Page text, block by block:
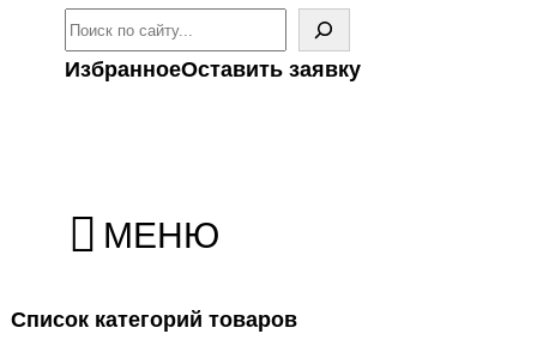
ИзбранноеОставить заявку
МЕНЮ
Список категорий товаров